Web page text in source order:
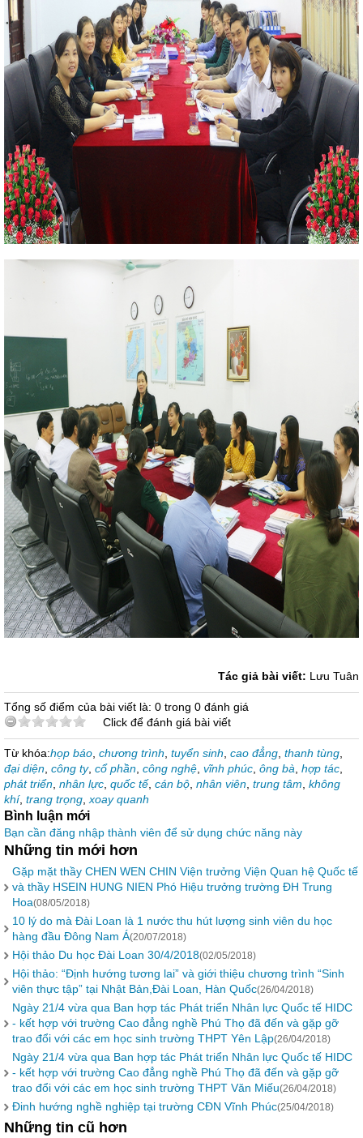
Tác giả bài viết: Lưu Tuân
Tổng số điểm của bài viết là: 0 trong 0 đánh giá
Click để đánh giá bài viết
Từ khóa:họp báo chương trình tuyển sinh cao đẳng thanh tùng
đại diện công ty, cổ phần công nghệ vĩnh phúc ông bà hợp tác
phát triển nhân lực quốc tế, cán bộ nhân viên trung tâm không
khí, trang trọng xoay quanh
Bình luận mới
Bạn cần đăng nhập thành viên để sử dụng chức năng này
Những tin mới hơn
Gặp mặt thầy CHEN WEN CHIN Viện trưởng Viện Quan hệ Quốc tế
và thầy HSEIN HUNG NIEN Phó Hiệu trưởng trường ĐH Trung
Hoa(08/05/2018)
10 lý do mà Đài Loan là 1 nước thu hút lượng sinh viên du học
hàng đầu Đông Nam Á(20/07/2018)
Hội thảo Du học Đài Loan 30/4/2018(02/05/2018)
Hội thảo: “Định hướng tương lai” và giới thiệu chương trình “Sinh
viên thực tập” tại Nhật Bản,Đài Loan, Hàn Quốc(26/04/2018)
Ngày 21/4 vừa qua Ban hợp tác Phát triển Nhân lực Quốc tế HIDC
- kết hợp với trường Cao đẳng nghề Phú Thọ đã đến và gặp gỡ
trao đổi với các em học sinh trường THPT Yên Lập(26/04/2018)
Ngày 21/4 vừa qua Ban hợp tác Phát triển Nhân lực Quốc tế HIDC
- kết hợp với trường Cao đẳng nghề Phú Thọ đã đến và gặp gỡ
trao đổi với các em học sinh trường THPT Văn Miếu(26/04/2018)
Đinh hướng nghề nghiệp tại trường CĐN Vĩnh Phúc(25/04/2018)
Những tin cũ hơn